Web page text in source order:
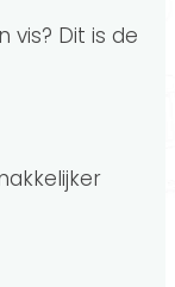
vis? Dit is de